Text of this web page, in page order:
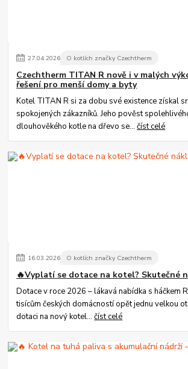
27.04.2026 O kotlích značky Czechtherm
Czechtherm TITAN R nově i v malých
řešení pro menší domy a byty
Kotel TITAN R si za dobu své existence získal
spokojených zákazníků. Jeho pověst
dlouhověkého kotle na dřevo se...číst celé
16.03.2026 O kotlích značky Czechtherm
🔥Vyplatí se dotace na kotel? Skutečné
Dotace v roce 2026 – lákavá nabídka s háčkem
tisícům českých domácností opět jednu velkou
dotaci na nový kotel...číst celé